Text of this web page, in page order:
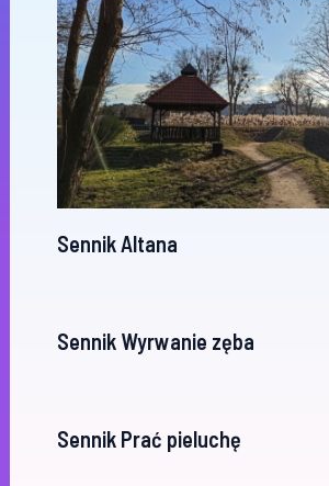
Sennik Altana
Sennik Wyrwanie zęba
Sennik Prać pieluchę